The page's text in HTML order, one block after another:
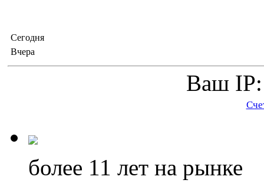
Сегодня
Вчера
Ваш IP:
более 11 лет на рынке